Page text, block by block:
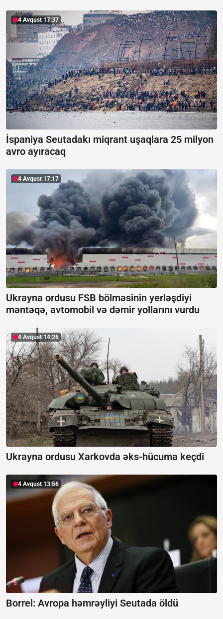
4 Avqust 17:37
İspaniya Seutadakı miqrant uşaqlara 25 milyon
avro ayıracaq
4 Avqust 17:17
Ukrayna ordusu FSB bölməsinin yerləşdiyi
məntəqə, avtomobil və dəmir yollarını vurdu
4 Avqust 14:26
Ukrayna ordusu Xarkovda əks-hücuma keçdi
4 Avqust 13:56
Borrel: Avropa həmrəyliyi Seutada öldü